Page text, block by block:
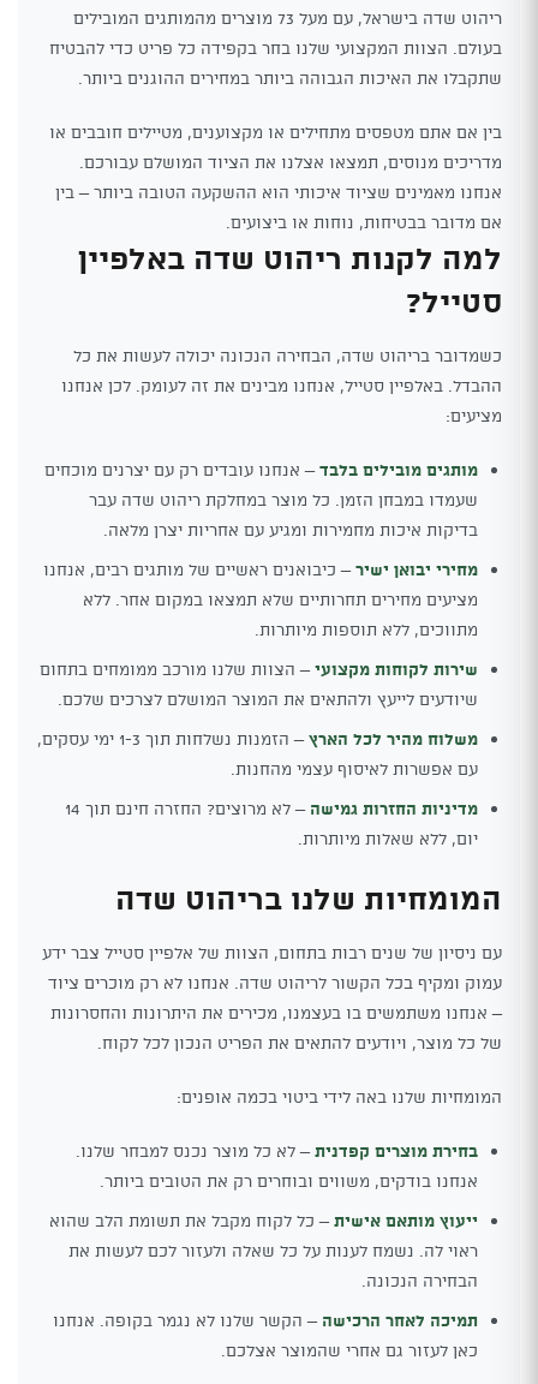
ריהוט שדה בישראל, עם מעל 73 מוצרים מהמותגים המובילים
בעולם. הצוות המקצועי שלנו בחר בקפידה כל פריט כדי להבטיח
שתקבלו את האיכות הגבוהה ביותר במחירים ההוגנים ביותר.
בין אם אתם מטפסים מתחילים או מקצוענים, מטיילים חובבים או
מדריכים מנוסים, תמצאו אצלנו את הציוד המושלם עבורכם.
אנחנו מאמינים שציוד איכותי הוא ההשקעה הטובה ביותר – בין
אם מדובר בבטיחות, נוחות או ביצועים.
למה לקנות ריהוט שדה באלפיין
סטייל?
כשמדובר בריהוט שדה, הבחירה הנכונה יכולה לעשות את כל
ההבדל. באלפיין סטייל, אנחנו מבינים את זה לעומק. לכן אנחנו
מציעים:
מותגים מובילים בלבד– אנחנו עובדים רק עם יצרנים מוכחים
שעמדו במבחן הזמן. כל מוצר במחלקת ריהוט שדה עבר
בדיקות איכות מחמירות ומגיע עם אחריות יצרן מלאה.
מחירי יבואן ישיר– כיבואנים ראשיים של מותגים רבים, אנחנו
מציעים מחירים תחרותיים שלא תמצאו במקום אחר. ללא
מתווכים, ללא תוספות מיותרות.
שירות לקוחות מקצועי– הצוות שלנו מורכב ממומחים בתחום
שיודעים לייעץ ולהתאים את המוצר המושלם לצרכים שלכם.
משלוח מהיר לכל הארץ
– הזמנות נשלחות תוך 1-3 ימי עסקים,
עם אפשרות לאיסוף עצמי מהחנות.
מדיניות החזרות גמישה
– לא מרוצים? החזרה חינם תוך 14
יום, ללא שאלות מיותרות.
המומחיות שלנו בריהוט שדה
עם ניסיון של שנים רבות בתחום, הצוות של אלפיין סטייל צבר ידע
עמוק ומקיף בכל הקשור לריהוט שדה. אנחנו לא רק מוכרים ציוד
– אנחנו משתמשים בו בעצמנו, מכירים את היתרונות והחסרונות
של כל מוצר, ויודעים להתאים את הפריט הנכון לכל לקוח.
המומחיות שלנו באה לידי ביטוי בכמה אופנים:
בחירת מוצרים קפדנית– לא כל מוצר נכנס למבחר שלנו.
אנחנו בודקים, משווים ובוחרים רק את הטובים ביותר.
ייעוץ מותאם אישית– כל לקוח מקבל את תשומת הלב שהוא
ראוי לה. נשמח לענות על כל שאלה ולעזור לכם לעשות את
הבחירה הנכונה.
תמיכה לאחר הרכישה – הקשר שלנו לא נגמר בקופה. אנחנו
כאן לעזור גם אחרי שהמוצר אצלכם.